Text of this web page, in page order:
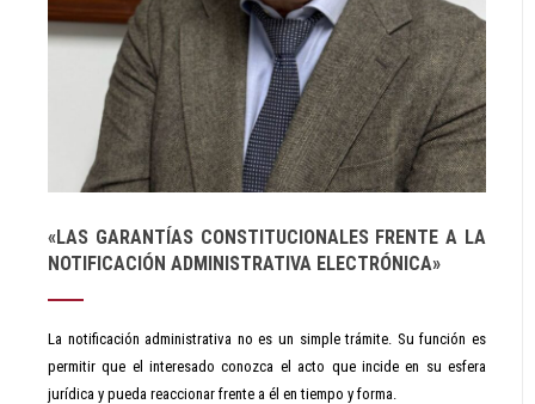
«LAS GARANTÍAS CONSTITUCIONALES FRENTE A LA
NOTIFICACIÓN ADMINISTRATIVA ELECTRÓNICA»
La notificación administrativa no es un simple trámite. Su función es
permitir que el interesado conozca el acto que incide en su esfera
jurídica y pueda reaccionar frente a él en tiempo y forma.